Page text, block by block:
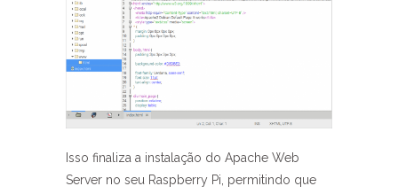
Isso finaliza a instalação do Apache Web
Server no seu Raspberry Pi, permitindo que